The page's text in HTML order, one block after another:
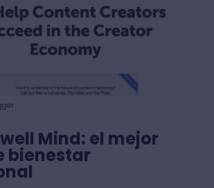
Mind: el mejor
bienestar